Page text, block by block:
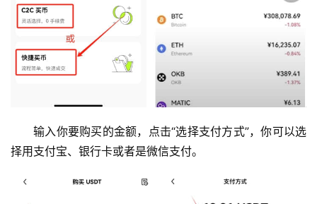
输入你要购买的金额，点击“选择支付方式”，你可以选
择用支付宝、银行卡或者是微信支付。